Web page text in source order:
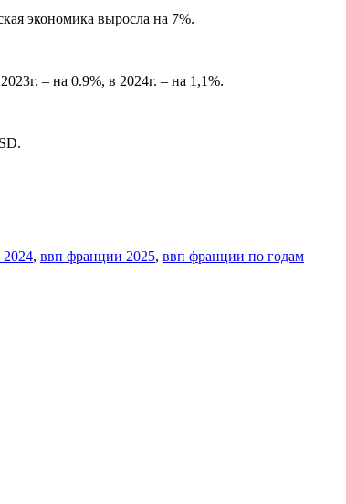
экономика выросла на 7%.
– на 0.9%, в 2024г. – на 1,1%.
, ввп франции 2025, ввп франции по годам